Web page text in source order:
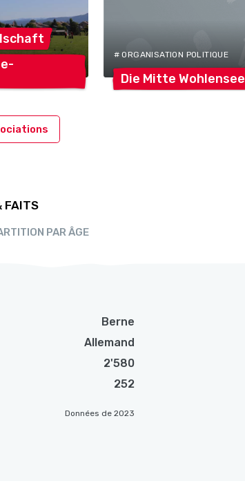
# ORGANISATION POLITIQUE
Die Mitte Wohlensee
FAITS
PAR ÂGE
Berne
Allemand
2'580
252
Données de 2023